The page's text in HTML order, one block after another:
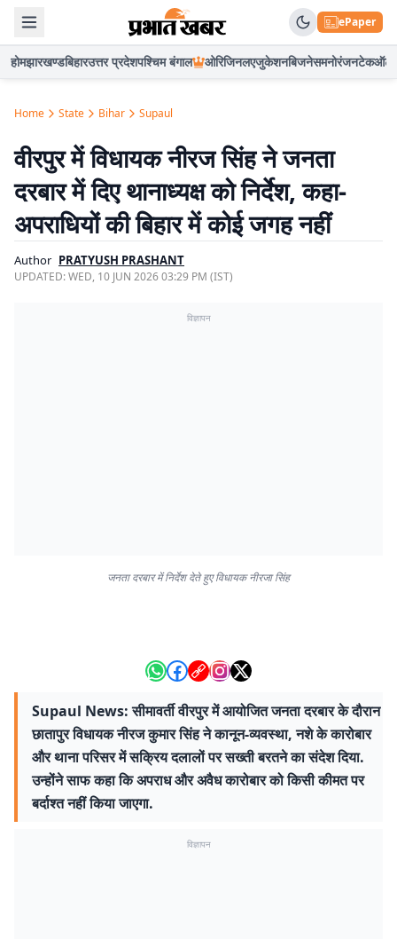
ePaper
होमझारखण्डबिहारउत्तर प्रदेशपश्चिम बंगाल ओरिजिनलएजुकेशनबिजनेसमनोरंजनटेकऑटो
Home State Bihar Supaul
वीरपुर में विधायक नीरज सिंह ने जनता
दरबार में दिए थानाध्यक्ष को निर्देश, कहा-
अपराधियों की बिहार में कोई जगह नहीं
Author PRATYUSH PRASHANT
UPDATED:WED, 10 JUN 2026 03:29 PM (IST)
विज्ञापन
जनता दरबार में निर्देश देते हुए विधायक नीरजा सिंह
Supaul News: सीमावर्ती वीरपुर में आयोजित जनता दरबार के दौरान
छातापुर विधायक नीरज कुमार सिंह ने कानून-व्यवस्था, नशे के कारोबार
और थाना परिसर में सक्रिय दलालों पर सख्ती बरतने का संदेश दिया.
उन्होंने साफ कहा कि अपराध और अवैध कारोबार को किसी कीमत पर
बर्दाश्त नहीं किया जाएगा.
विज्ञापन